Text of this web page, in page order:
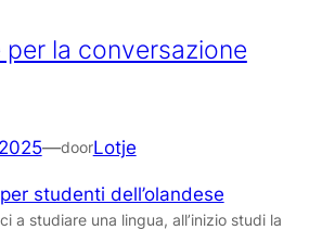
per la conversazione
—doorLotje
studenti dell’olandese
a studiare una lingua, all’inizio studi la